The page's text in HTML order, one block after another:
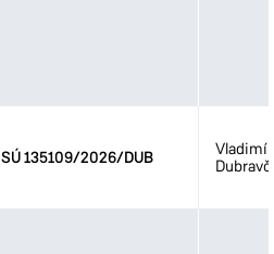
SÚ 135109/2026/DUB